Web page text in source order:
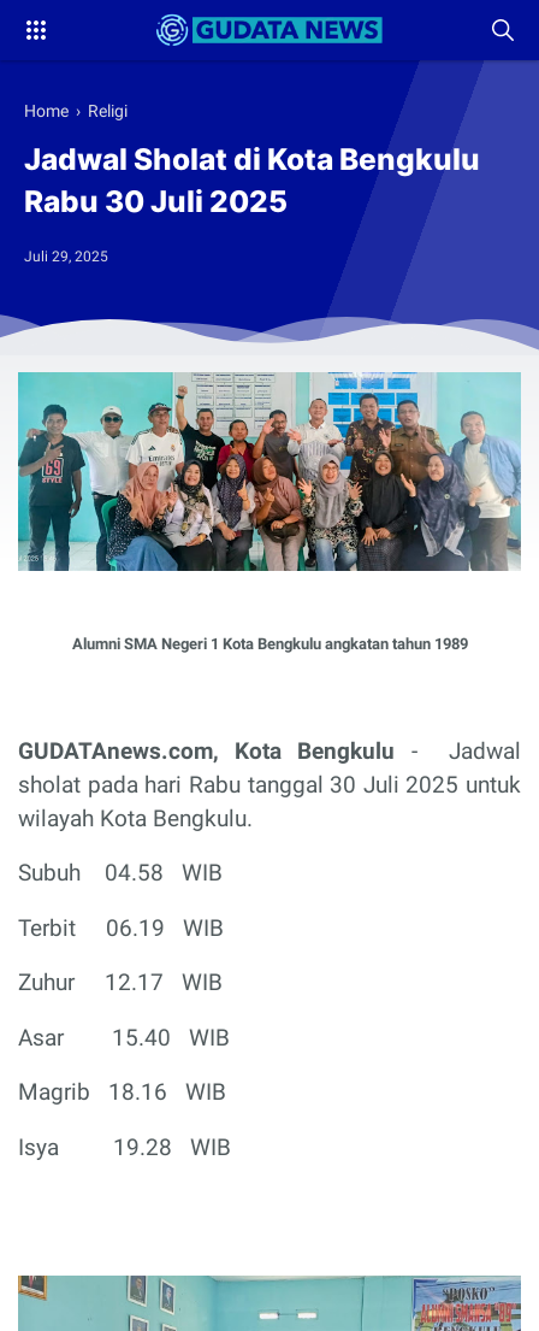
Home › Religi
Jadwal Sholat di Kota Bengkulu
Rabu 30 Juli 2025
Juli 29, 2025
Alumni SMA Negeri 1 Kota Bengkulu angkatan tahun 1989
GUDATAnews.com, Kota Bengkulu -
Jadwal
sholat pada hari Rabu tanggal 30 Juli 2025 untuk
wilayah Kota Bengkulu.
Subuh 04.58 WIB
Terbit 06.19 WIB
Zuhur 12.17 WIB
Asar 15.40 WIB
Magrib 18.16 WIB
Isya 19.28 WIB